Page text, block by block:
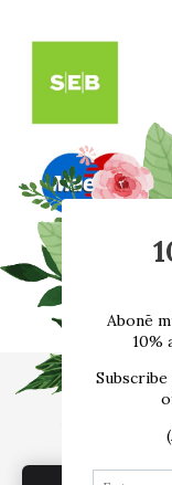
Atsauksmes
Kontakti